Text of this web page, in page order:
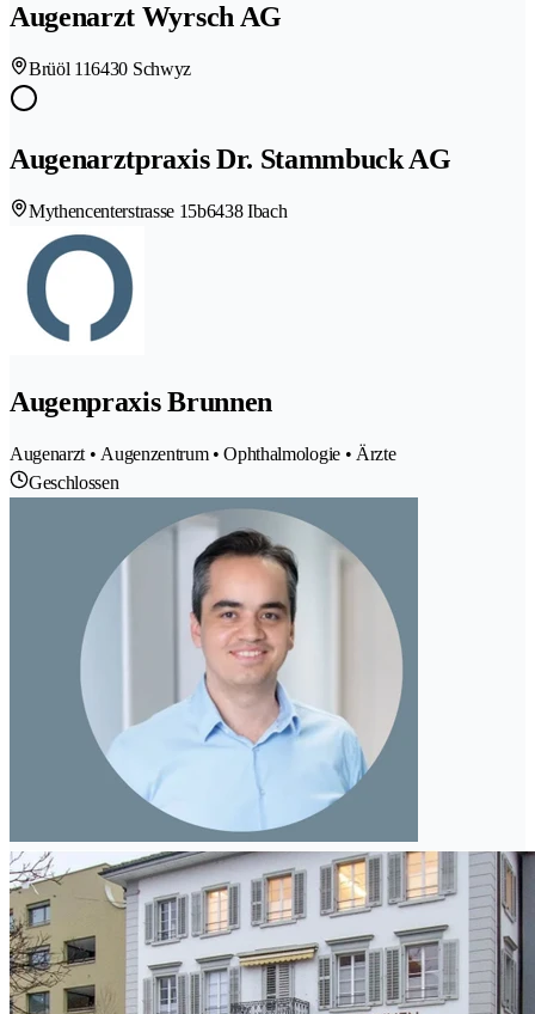
Augenarzt Wyrsch AG
Brüöl 116430 Schwyz
Augenarztpraxis Dr. Stammbuck AG
Mythencenterstrasse 15b6438 Ibach
Augenpraxis Brunnen
Augenarzt • Augenzentrum • Ophthalmologie • Ärzte
Geschlossen